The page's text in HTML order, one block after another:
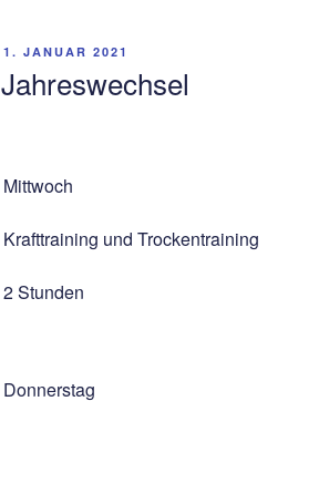
VERÖFFENTLICHT
1. JANUAR 2021
Jahreswechsel
Mittwoch
Krafttraining und Trockentraining
2 Stunden
Donnerstag